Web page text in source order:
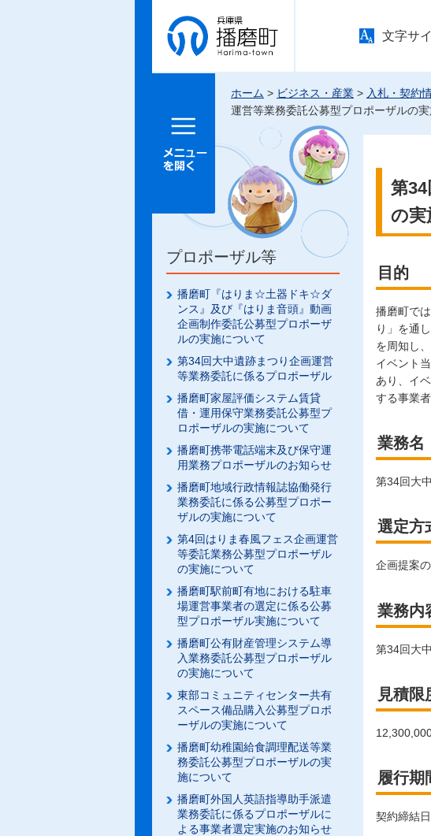
兵庫県 播
磨町
文字サ
メニュー
ホーム > ビジネス・産業 > 入札・契約
運営等業務委託公募型プロポーザルの
プロポーザル等
播磨町『はりま☆土器ドキ☆ダ
ンス』及び『はりま音頭』動画
企画制作委託公募型プロポーザ
ルの実施について
第34回大中遺跡まつり企画運営
等業務委託に係るプロポーザル
播磨町家屋評価システム賃貸
借・運用保守業務委託公募型プ
ロポーザルの実施について
播磨町携帯電話端末及び保守運
用業務プロポーザルのお知らせ
播磨町地域行政情報誌協働発行
業務委託に係る公募型プロポー
ザルの実施について
第4回はりま春風フェス企画運営
等委託業務公募型プロポーザル
の実施について
播磨町駅前町有地における駐車
場運営事業者の選定に係る公募
型プロポーザル実施について
播磨町公有財産管理システム導
入業務委託公募型プロポーザル
の実施について
東部コミュニティセンター共有
スペース備品購入公募型プロポ
ーザルの実施について
播磨町幼稚園給食調理配送等業
務委託公募型プロポーザルの実
施について
播磨町外国人英語指導助手派遣
業務委託に係るプロポーザルに
よる事業者選定実施のお知らせ
第
の実
目的
播磨町で
り」を通
を周知し
イベント
あり、イ
する事業
業務名
第34回大
選定方
企画提案
業務内
第34回大
見積限
履行期
契約締結